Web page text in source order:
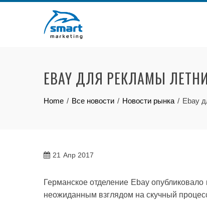
EBAY ДЛЯ РЕКЛАМЫ
Home Все новости Новости рынка Ebay
21 Апр 2017
Германское отделение Ebay
неожиданным взглядом на скучный